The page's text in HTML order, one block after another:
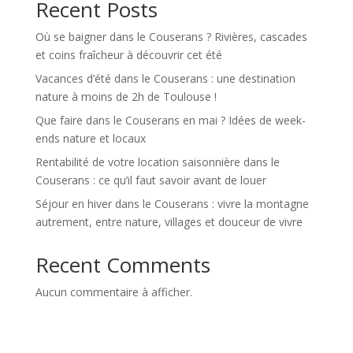
Recent Posts
Où se baigner dans le Couserans ? Rivières, cascades
et coins fraîcheur à découvrir cet été
Vacances d’été dans le Couserans : une destination
nature à moins de 2h de Toulouse !
Que faire dans le Couserans en mai ? Idées de week-
ends nature et locaux
Rentabilité de votre location saisonnière dans le
Couserans : ce qu’il faut savoir avant de louer
Séjour en hiver dans le Couserans : vivre la montagne
autrement, entre nature, villages et douceur de vivre
Recent Comments
Aucun commentaire à afficher.